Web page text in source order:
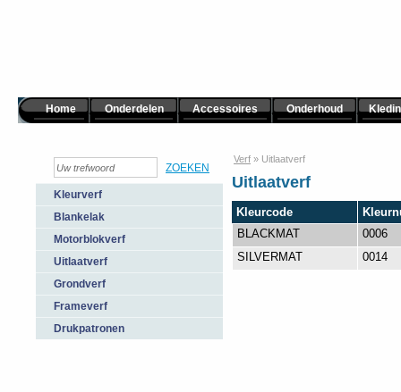
Home Onderdelen Accessoires Onderhoud
Kleurverf
Blankelak
Motorblokverf
Uitlaatverf
Grondverf
Frameverf
Drukpatronen
Verf » Uitlaatverf
Uitlaatverf
Kleurcode
BLACKMAT
0006
SILVERMAT
0014